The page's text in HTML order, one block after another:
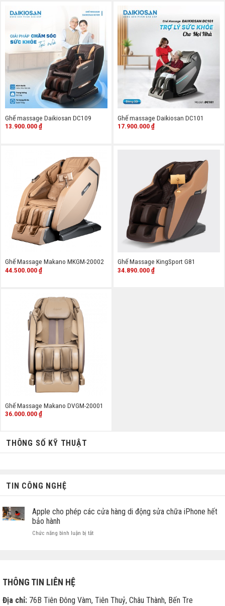
– Khung định hình bằng thép không gỉ 2 lớp, phủ lớp
– Bộ vi mạnh điều khiển phủ lớp chống oxy hóa
– Motor lõi đồng chất lượng cao…
Ghế massage Daikiosan DC109
13.900.000₫
Ghế massage Daikiosan DC101
17.900.000₫
Ghế Massage Makano MKGM-20002
44.500.000₫
Ghế Massage KingSport G81
34.890.000₫
Ghế Massage Makano DVGM-20001
36.000.000₫
THÔNG SỐ KỸ THUẬT
TIN CÔNG NGHỆ
Apple cho phép các cửa hàng di động sửa chữa iPhone hết
bảo hành
Chức năng bình luận bị tắtở
động
THÔNG TIN LIÊN HỆ
Địa chỉ: 76B Tiên Đông Vàm, Tiên Thuỷ, Châu Thành, Bến Tre